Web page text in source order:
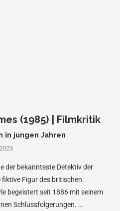
(1985) | Filmkritik
in jungen Jahren
der bekannteste Detektiv der
Figur des britischen
begeistert seit 1886 mit seinem
Schlussfolgerungen. …